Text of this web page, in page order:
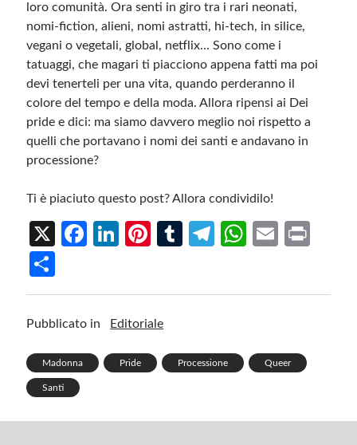
loro comunità. Ora senti in giro tra i rari neonati,
nomi-fiction, alieni, nomi astratti, hi-tech, in silice,
vegani o vegetali, global, netflix… Sono come i
tatuaggi, che magari ti piacciono appena fatti ma poi
devi tenerteli per una vita, quando perderanno il
colore del tempo e della moda. Allora ripensi ai Dei
pride e dici: ma siamo davvero meglio noi rispetto a
quelli che portavano i nomi dei santi e andavano in
processione?
Ti è piaciuto questo post? Allora condividilo!
X
Fa
o
k
Li
n
Pi
t
T
Te
W
p
E
h
ar
Pubblicato in Editoriale
Madonna Pride Processione Queer
Santi